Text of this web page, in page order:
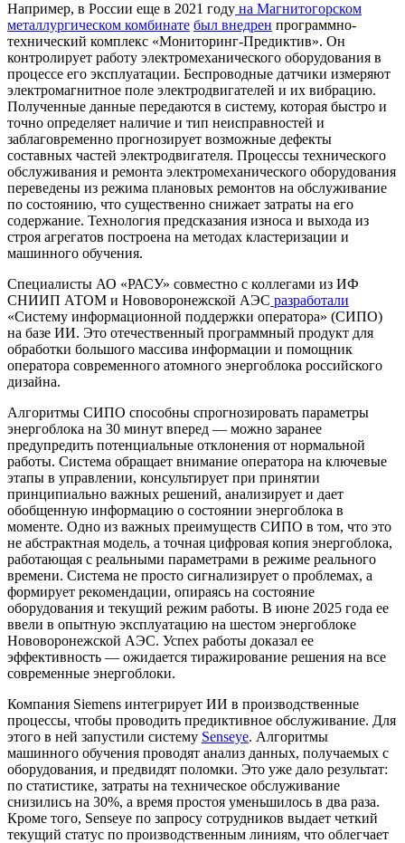
Например, в России еще в 2021 году на Магнитогорском
металлургическом комбинате был внедрен программно-
технический комплекс «Мониторинг-Предиктив». Он
контролирует работу электромеханического оборудования в
процессе его эксплуатации. Беспроводные датчики измеряют
электромагнитное поле электродвигателей и их вибрацию.
Полученные данные передаются в систему, которая быстро и
точно определяет наличие и тип неисправностей и
заблаговременно прогнозирует возможные дефекты
составных частей электродвигателя. Процессы технического
обслуживания и ремонта электромеханического оборудования
переведены из режима плановых ремонтов на обслуживание
по состоянию, что существенно снижает затраты на его
содержание. Технология предсказания износа и выхода из
строя агрегатов построена на методах кластеризации и
машинного обучения.
Специалисты АО «РАСУ» совместно с коллегами из ИФ
СНИИП АТОМ и Нововоронежской АЭС разработали
«Систему информационной поддержки оператора» (СИПО)
на базе ИИ. Это отечественный программный продукт для
обработки большого массива информации и помощник
оператора современного атомного энергоблока российского
дизайна.
Алгоритмы СИПО способны спрогнозировать параметры
энергоблока на 30 минут вперед — можно заранее
предупредить потенциальные отклонения от нормальной
работы. Система обращает внимание оператора на ключевые
этапы в управлении, консультирует при принятии
принципиально важных решений, анализирует и дает
обобщенную информацию о состоянии энергоблока в
моменте. Одно из важных преимуществ СИПО в том, что это
не абстрактная модель, а точная цифровая копия энергоблока,
работающая с реальными параметрами в режиме реального
времени. Система не просто сигнализирует о проблемах, а
формирует рекомендации, опираясь на состояние
оборудования и текущий режим работы. В июне 2025 года ее
ввели в опытную эксплуатацию на шестом энергоблоке
Нововоронежской АЭС. Успех работы доказал ее
эффективность — ожидается тиражирование решения на все
современные энергоблоки.
Компания Siemens интегрирует ИИ в производственные
процессы, чтобы проводить предиктивное обслуживание. Для
этого в ней запустили систему Senseye. Алгоритмы
машинного обучения проводят анализ данных, получаемых с
оборудования, и предвидят поломки. Это уже дало результат:
по статистике, затраты на техническое обслуживание
снизились на 30%, а время простоя уменьшилось в два раза.
Кроме того, Senseye по запросу сотрудников выдает четкий
текущий статус по производственным линиям, что облегчает